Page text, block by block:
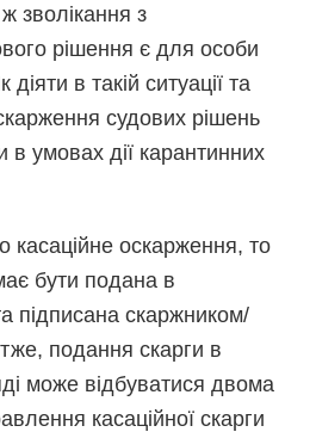
зволікання з
рішення є для особи
в такій ситуації та
судових рішень
в умовах дії карантинних
касаційне оскарження, то
бути подана в
підписана скаржником/
подання скарги в
може відбуватися двома
касаційної скарги